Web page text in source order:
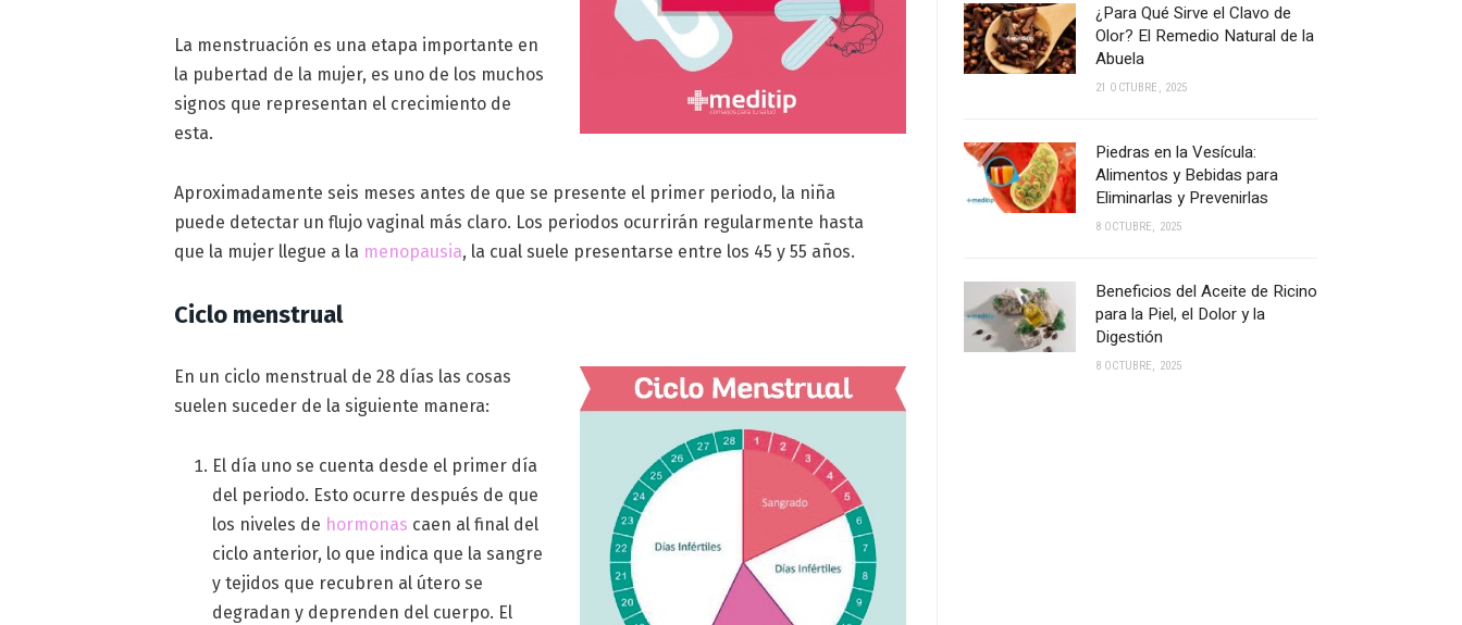
La menstruación es una etapa importante en
la pubertad de la mujer, es uno de los muchos
signos que representan el crecimiento de
esta.
Aproximadamente seis meses antes de que se presente el primer periodo, la niña
puede detectar un flujo vaginal más claro. Los periodos ocurrirán regularmente hasta
que la mujer llegue a la menopausia, la cual suele presentarse entre los 45 y 55 años.
Ciclo menstrual
En un ciclo menstrual de 28 días las cosas
suelen suceder de la siguiente manera:
El día uno se cuenta desde el primer día
del periodo. Esto ocurre después de que
los niveles de hormonas caen al final del
ciclo anterior, lo que indica que la sangre
y tejidos que recubren al útero se
degradan y deprenden del cuerpo. El
¿Para Qué Sirve el Clavo de
Olor? El Remedio Natural de la
Abuela
21 OCTUBRE, 2025
Piedras en la Vesícula:
Alimentos y Bebidas para
Eliminarlas y Prevenirlas
8 OCTUBRE, 2025
Beneficios del Aceite de Ricino
para la Piel, el Dolor y la
Digestión
8 OCTUBRE, 2025